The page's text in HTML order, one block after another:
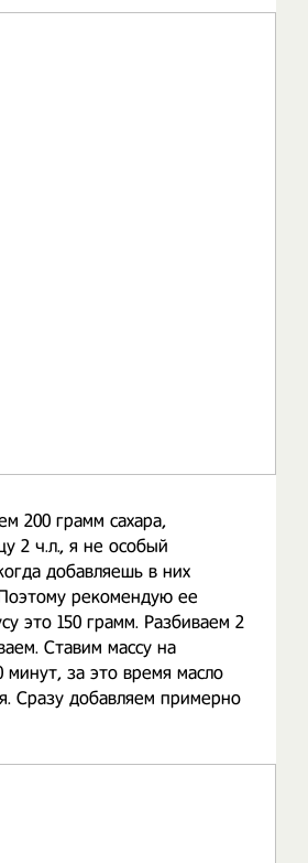
200 грамм сахара,
2 ч.л., я не особый
добавляешь в них
рекомендую ее
это 150 грамм. Разбиваем 2
Ставим массу на
за это время масло
Сразу добавляем примерно